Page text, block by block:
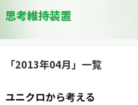
思考維持装置
「2013年04月」 一覧
ユニクロから考える